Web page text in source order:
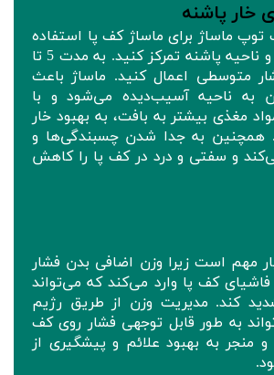
خار پاشنه
ماساژ برای ماساژ کف پا استفاده
کنید و بر روی قوس و ناحیه پاشنه تمرکز کنید. به مدت 5 تا
فشار متوسطی اعمال کنید. ماساژ باعث
به ناحیه آسیب‌دیده می‌شود و با
مغذی بیشتر به بافت، به بهبود خار
همچنین به جدا شدن چسبندگی‌ها و
و سفتی و درد در کف پا را کاهش
مهم است زیرا وزن اضافی بدن فشار
کف پا وارد می‌کند که می‌تواند
کند. مدیریت وزن از طریق رژیم
به طور قابل توجهی فشار روی کف
منجر به بهبود علائم و پیشگیری از